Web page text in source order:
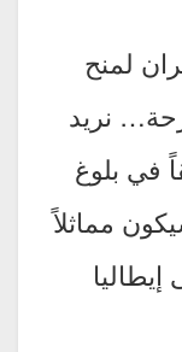
لمنح
نريد
في بلوغ
سيكون مماثلاً
على إيطاليا